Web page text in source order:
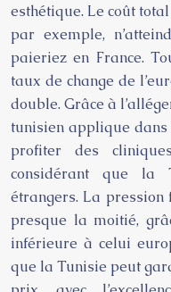
esthétique. Le coût
par exemple,
paieriez en France.
taux de change de
double. Grâce à
tunisien applique
profiter des
considérant que la
étrangers. La pression
presque la moitié,
inférieure à celui
que la Tunisie peut